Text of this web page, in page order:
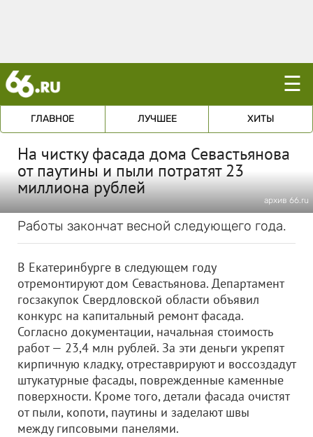
☰
ГЛАВНОЕ ЛУЧШЕЕ ХИТЫ
На чистку фасада дома Севастьянова
от паутины и пыли потратят 23
миллиона рублей
архив 66.ru
Работы закончат весной следующего года.
В Екатеринбурге в следующем году
отремонтируют дом Севастьянова. Департамент
госзакупок Свердловской области объявил
конкурс на капитальный ремонт фасада.
Согласно документации, начальная стоимость
работ — 23,4 млн рублей. За эти деньги укрепят
кирпичную кладку, отреставрируют и воссоздадут
штукатурные фасады, поврежденные каменные
поверхности. Кроме того, детали фасада очистят
от пыли, копоти, паутины и заделают швы
между гипсовыми панелями.